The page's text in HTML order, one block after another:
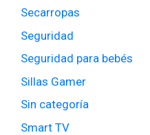
Secarropas
Seguridad
Seguridad para bebés
Sillas Gamer
Sin categoría
Smart TV